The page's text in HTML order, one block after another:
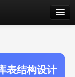
表结构设计